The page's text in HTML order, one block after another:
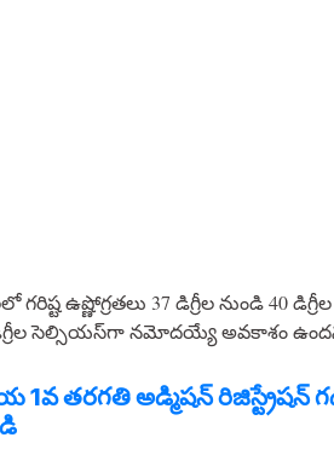
ఉష్ణోగ్రతలు 37 డిగ్రీల నుండి 40
డిగ్రీల సెల్సియస్‌గా నమోదయ్యే అవకాశం
1వ తరగతి అడ్మిషన్ రిజిస్ట్రేషన్